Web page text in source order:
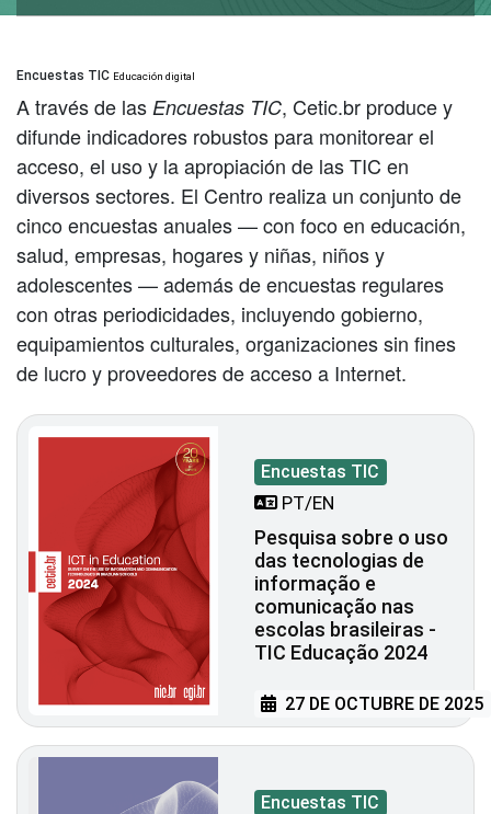
Encuestas TIC Educación digital
A través de las Encuestas TIC, Cetic.br produce y
difunde indicadores robustos para monitorear el
acceso, el uso y la apropiación de las TIC en
diversos sectores. El Centro realiza un conjunto de
cinco encuestas anuales — con foco en educación,
salud, empresas, hogares y niñas, niños y
adolescentes — además de encuestas regulares
con otras periodicidades, incluyendo gobierno,
equipamientos culturales, organizaciones sin fines
de lucro y proveedores de acceso a Internet.
Encuestas TIC
PT/EN
Pesquisa sobre o uso
das tecnologias de
informação e
comunicação nas
escolas brasileiras -
TIC Educação 2024
27 DE OCTUBRE DE 2025
Encuestas TIC